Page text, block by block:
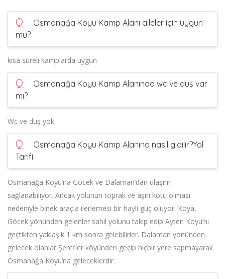
Q
Osmanağa Koyu Kamp Alanı aileler için uygun
mu?
kısa süreli kamplarda uygun
Q
Osmanağa Koyu Kamp Alanında wc ve duş var
mı?
Wc ve duş yok
Q
Osmanağa Koyu Kamp Alanına nasıl gidilir?Yol
Tarifi
Osmanağa Koyu’na Göcek ve Dalaman’dan ulaşım
sağlanabiliyor. Ancak yolunun toprak ve aşırı kötü olması
nedeniyle binek araçla ilerlemesi bir hayli güç oluyor. Koya,
Göcek yönünden gelenler sahil yolunu takip edip Ayten Koyu’nı
geçtikten yaklaşık 1 km sonra gelebilirler. Dalaman yönünden
gelecek olanlar Şerefler köyünden geçip hiçbir yere sapmayarak
Osmanağa Koyu’na geleceklerdir.